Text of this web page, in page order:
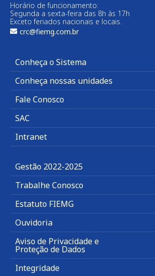
Horário de funcionamento:
Segunda a sexta-feira das 8h às 17h
Exceto feriados nacionais e locais.
crc@fiemg.com.br
Conheça o Sistema
Conheça nossas unidades
Fale Conosco
SAC
Intranet
Gestão 2022-2025
Trabalhe Conosco
Estatuto FIEMG
Ouvidoria
Aviso de Privacidade e
Proteção de Dados
Integridade